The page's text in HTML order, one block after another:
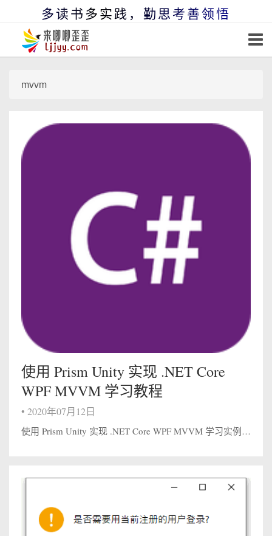
多读书多实践，勤思考善领悟
mvvm
使用 Prism Unity 实现 .NET Core
WPF MVVM 学习教程
• 2020年07月12日
使用 Prism Unity 实现 .NET Core WPF MVVM 学习实例教程 一. 学习教程0.使用 Prism、EntityFramework Core 实现 WPF MVVM 开发入门1.使用 Prism Unity 实...